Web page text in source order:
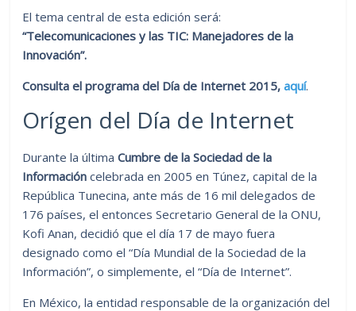
El tema central de esta edición será:
“Telecomunicaciones y las TIC: Manejadores de la
Innovación”.
Consulta el programa del Día de Internet 2015,aquí.
Orígen del Día de Internet
Durante la últimaCumbre de la Sociedad de la
Información celebrada en 2005 en Túnez, capital de la
República Tunecina, ante más de 16 mil delegados de
176 países, el entonces Secretario General de la ONU,
Kofi Anan, decidió que el día 17 de mayo fuera
designado como el “Día Mundial de la Sociedad de la
Información”, o simplemente, el “Día de Internet”.
En México, la entidad responsable de la organización del